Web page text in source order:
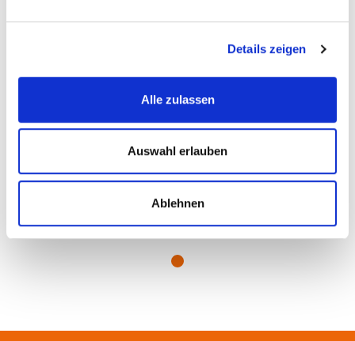
Details zeigen
Alle zulassen
Auswahl erlauben
Ablehnen